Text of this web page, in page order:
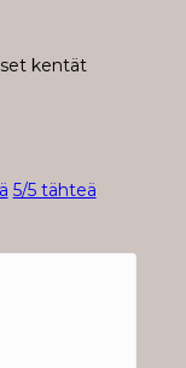
kentät
5/5 tähteä